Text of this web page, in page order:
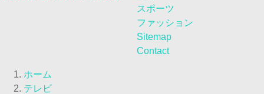
スポーツ
ファッション
Sitemap
Contact
ホーム
テレビ